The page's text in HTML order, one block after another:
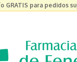
GRATIS para pedidos